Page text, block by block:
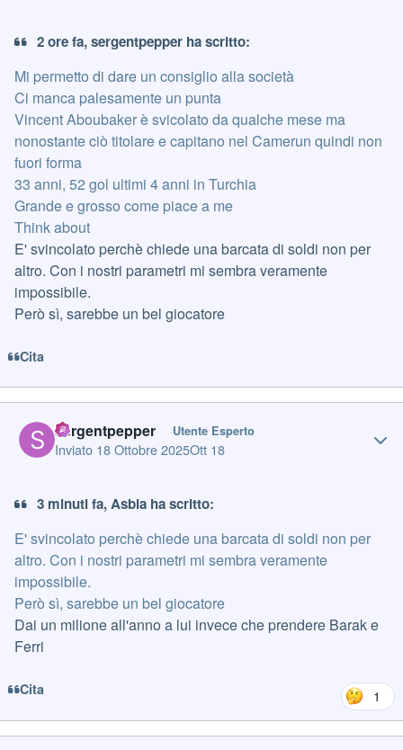
2 ore fa, sergentpepper ha scritto:
Mi permetto di dare un consiglio alla società
Ci manca palesamente un punta
Vincent Aboubaker è svicolato da qualche mese ma
nonostante ciò titolare e capitano nel Camerun quindi non
fuori forma
33 anni, 52 gol ultimi 4 anni in Turchia
Grande e grosso come piace a me
Think about
E' svincolato perchè chiede una barcata di soldi non per
altro. Con i nostri parametri mi sembra veramente
impossibile.
Però sì, sarebbe un bel giocatore
Cita
sergentpepper Utente Esperto
Inviato 18 Ottobre 2025Ott 18
3 minuti fa, Asbla ha scritto:
E' svincolato perchè chiede una barcata di soldi non per
altro. Con i nostri parametri mi sembra veramente
impossibile.
Però sì, sarebbe un bel giocatore
Dai un milione all'anno a lui invece che prendere Barak e
Ferri
Cita 1